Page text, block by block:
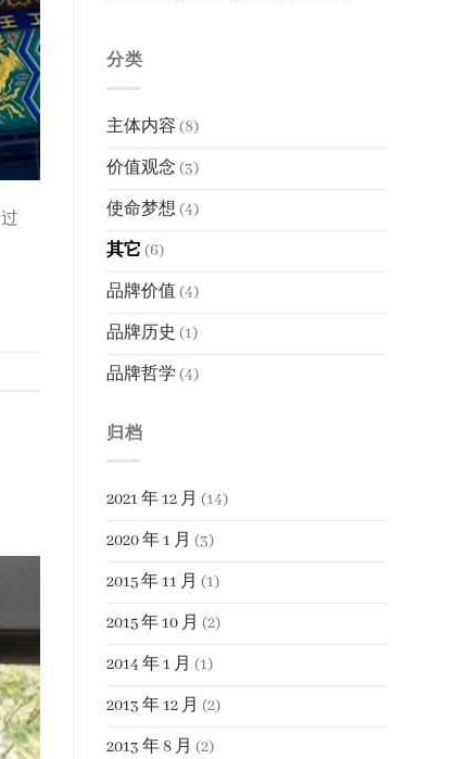
分类
主体内容 (8)
价值观念 (3)
使命梦想(4)
其它 (6)
品牌价值(4)
品牌历史 (1)
品牌哲学 (4)
归档
2021 年 12 月 (14)
2020 年 1 月 (3)
2015 年 11 月 (1)
2015 年 10 月 (2)
2014 年 1 月 (1)
2013 年 12 月 (2)
2013 年 8 月 (2)